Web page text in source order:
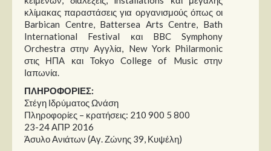
κλίμακας παραστάσεις για οργανισμούς όπως οι
Barbican Centre, Battersea Arts Centre, Bath
International Festival και BBC Symphony
Orchestra στην Αγγλία, New York Philarmonic
στις ΗΠΑ και Tokyo College of Music στην
Ιαπωνία.
ΠΛΗΡΟΦΟΡΙΕΣ:
Στέγη Ιδρύματος Ωνάση
Πληροφορίες – κρατήσεις: 210 900 5 800
23-24 ΑΠΡ 2016
Άσυλο Ανιάτων (Αγ. Ζώνης 39, Κυψέλη)